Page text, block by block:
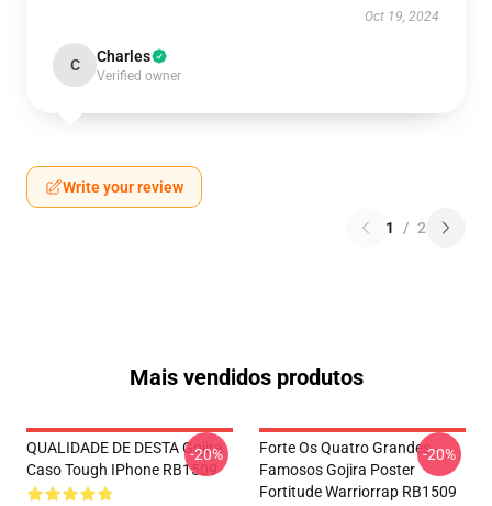
Oct 19, 2024
C Charles
Verified owner
Write your review
1 / 2
Mais vendidos produtos
QUALIDADE DE DESTA Gojira
Caso Tough IPhone RB1509
-20%
Forte Os Quatro Grandes
Famosos Gojira Poster
Fortitude Warriorrap RB1509
-20%